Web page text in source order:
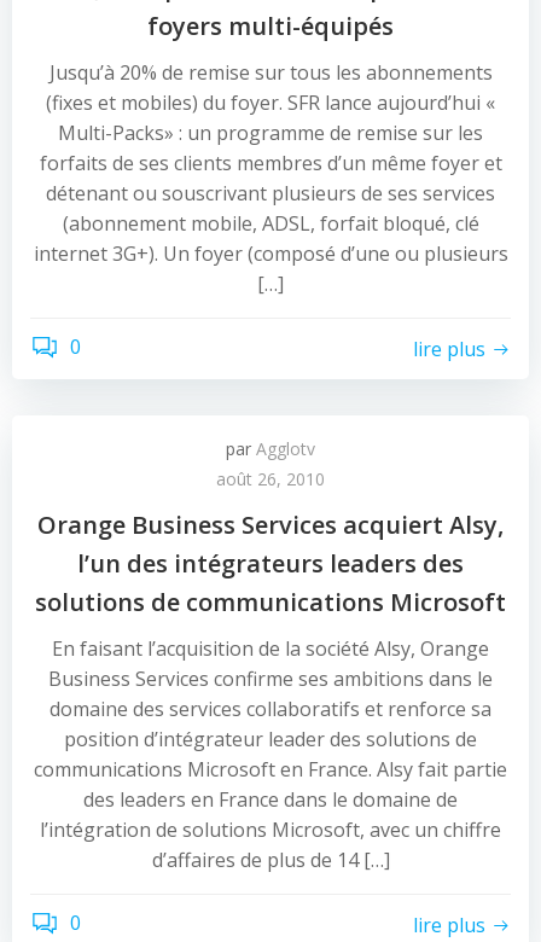
foyers multi-équipés
Jusqu’à 20% de remise sur tous les abonnements
(fixes et mobiles) du foyer. SFR lance aujourd’hui «
Multi-Packs» : un programme de remise sur les
forfaits de ses clients membres d’un même foyer et
détenant ou souscrivant plusieurs de ses services
(abonnement mobile, ADSL, forfait bloqué, clé
internet 3G+). Un foyer (composé d’une ou plusieurs
[…]
0 lire plus
par Agglotv
août 26, 2010
Orange Business Services acquiert Alsy,
l’un des intégrateurs leaders des
solutions de communications Microsoft
En faisant l’acquisition de la société Alsy, Orange
Business Services confirme ses ambitions dans le
domaine des services collaboratifs et renforce sa
position d’intégrateur leader des solutions de
communications Microsoft en France. Alsy fait partie
des leaders en France dans le domaine de
l’intégration de solutions Microsoft, avec un chiffre
d’affaires de plus de 14 […]
0 lire plus